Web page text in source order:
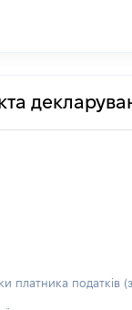
платника податків